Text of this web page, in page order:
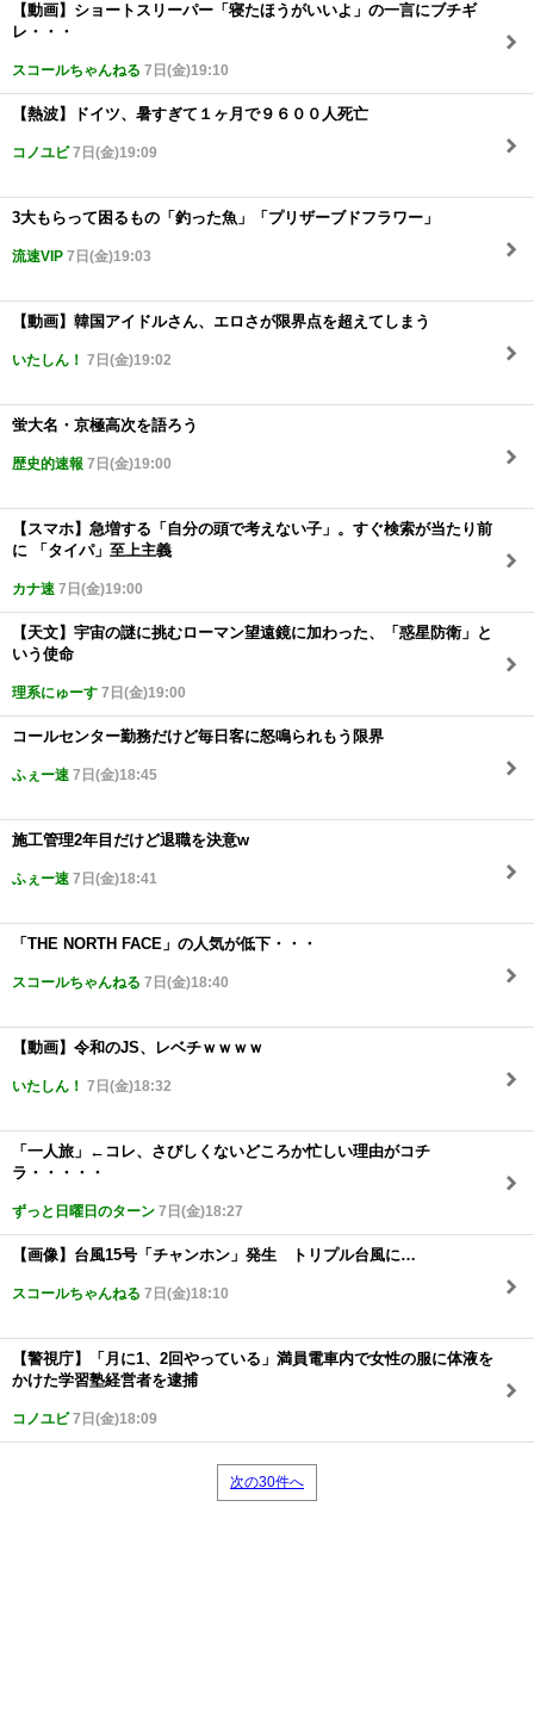
【動画】ショートスリーパー「寝たほうがいいよ」の一言にブチギ
レ・・・
スコールちゃんねる 7日(金)19:10
【熱波】ドイツ、暑すぎて１ヶ月で９６００人死亡
コノユビ7日(金)19:09
3大もらって困るもの「釣った魚」「プリザーブドフラワー」
流速VIP 7日(金)19:03
【動画】韓国アイドルさん、エロさが限界点を超えてしまう
いたしん！ 7日(金)19:02
蛍大名・京極高次を語ろう
歴史的速報 7日(金)19:00
【スマホ】急増する「自分の頭で考えない子」。すぐ検索が当たり前
に 「タイパ」至上主義
カナ速 7日(金)19:00
【天文】宇宙の謎に挑むローマン望遠鏡に加わった、「惑星防衛」と
いう使命
理系にゅーす 7日(金)19:00
コールセンター勤務だけど毎日客に怒鳴られもう限界
ふぇー速 7日(金)18:45
施工管理2年目だけど退職を決意w
ふぇー速 7日(金)18:41
「THE NORTH FACE」の人気が低下・・・
スコールちゃんねる 7日(金)18:40
【動画】令和のJS、レベチｗｗｗｗ
いたしん！ 7日(金)18:32
「一人旅」←コレ、さびしくないどころか忙しい理由がコチ
ラ・・・・・
ずっと日曜日のターン 7日(金)18:27
【画像】台風15号「チャンホン」発生 トリプル台風に…
スコールちゃんねる 7日(金)18:10
【警視庁】「月に1、2回やっている」満員電車内で女性の服に体液を
かけた学習塾経営者を逮捕
コノユビ7日(金)18:09
次の30件へ